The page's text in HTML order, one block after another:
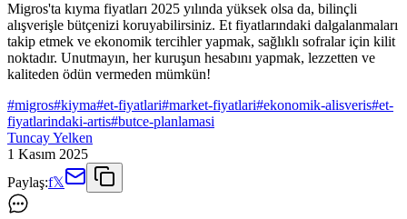
Migros'ta kıyma fiyatları 2025 yılında yüksek olsa da, bilinçli
alışverişle bütçenizi koruyabilirsiniz. Et fiyatlarındaki dalgalanmaları
takip etmek ve ekonomik tercihler yapmak, sağlıklı sofralar için kilit
noktadır. Unutmayın, her kuruşun hesabını yapmak, lezzetten ve
kaliteden ödün vermeden mümkün!
#migros#kiyma#et-fiyatlari#market-fiyatlari#ekonomik-alisveris#et-
fiyatlarindaki-artis#butce-planlamasi
Tuncay Yelken
1 Kasım 2025
Paylaş:f𝕏